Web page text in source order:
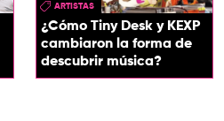
ARTISTAS
¿Cómo Tiny Desk y KEXP
cambiaron la forma de
descubrir música?